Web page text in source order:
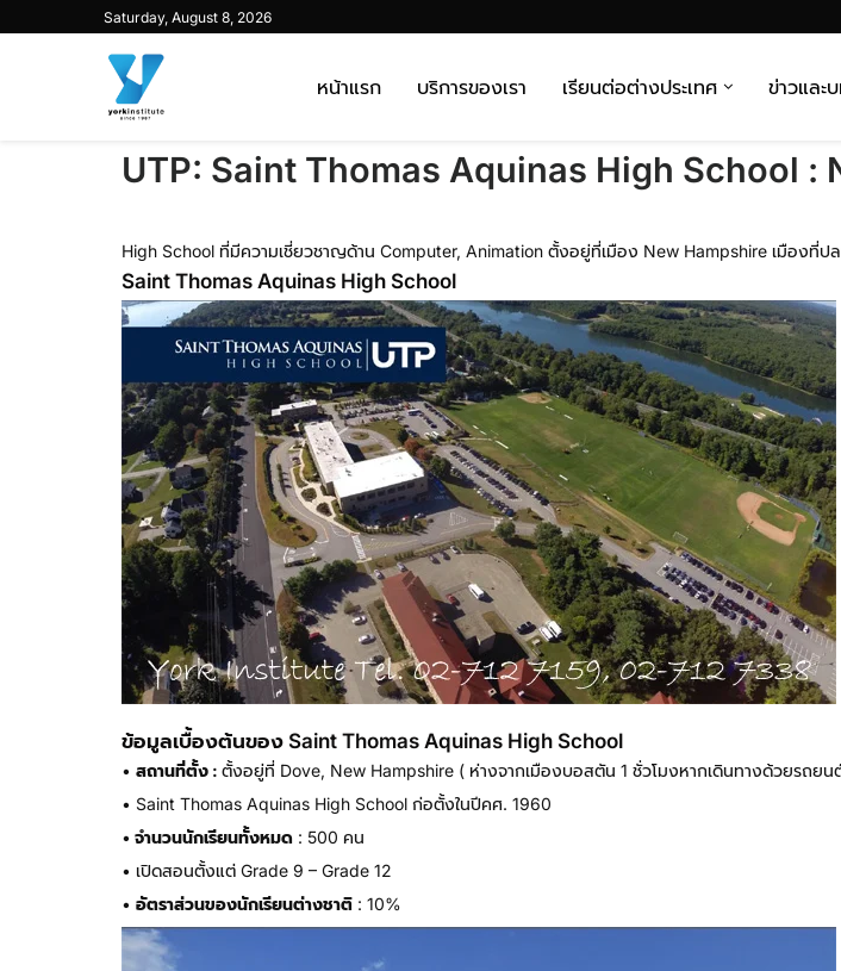
Saturday, August 8, 2026
หน้าแรก บริการของเรา เรียนต่อต่างประเทศ ข่าวและ
UTP: Saint Thomas Aquinas High School :
High School ที่มีความเชี่ยวชาญด้าน Computer, Animation ตั้งอยู่ที่เมือง New Hampshire เมืองที่
Saint Thomas Aquinas High School
ข้อมูลเบื้องต้นของ Saint Thomas Aquinas High School
• สถานที่ตั้ง : ตั้งอยู่ที่ Dove, New Hampshire ( ห่างจากเมืองบอสตัน 1 ชั่วโมงหากเดินทางด้วยรถยน
• Saint Thomas Aquinas High School ก่อตั้งในปีคศ. 1960
• จำนวนนักเรียนทั้งหมด : 500 คน
• เปิดสอนตั้งแต่ Grade 9 – Grade 12
• อัตราส่วนของนักเรียนต่างชาติ : 10%